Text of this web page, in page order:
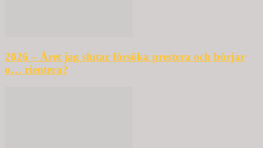
2026 – Året jag slutar försöka prestera och börjar
o… rientera?